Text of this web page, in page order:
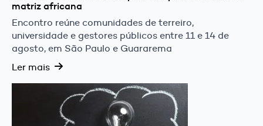
matriz africana
Encontro reúne comunidades de terreiro,
universidade e gestores públicos entre 11 e 14 de
agosto, em São Paulo e Guararema
Ler mais